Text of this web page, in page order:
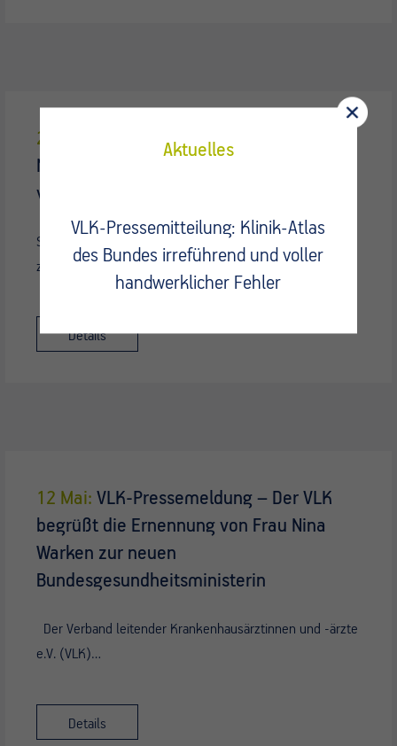
21 Mai:
KHVVG: Überfällige
Nachbesserungen dürfen nicht weiter
verschleppt werden
Sie müssen sich anmelden, um diesen Inhalt ansehen
zu…
Details
12 Mai: VLK-Pressemeldung – Der VLK
begrüßt die Ernennung von Frau Nina
Warken zur neuen
Bundesgesundheitsministerin
Der Verband leitender Krankenhausärztinnen und -ärzte
e.V. (VLK)…
Details
Aktuelles
VLK-Pressemitteilung: Klinik-Atlas
des Bundes irreführend und voller
handwerklicher Fehler